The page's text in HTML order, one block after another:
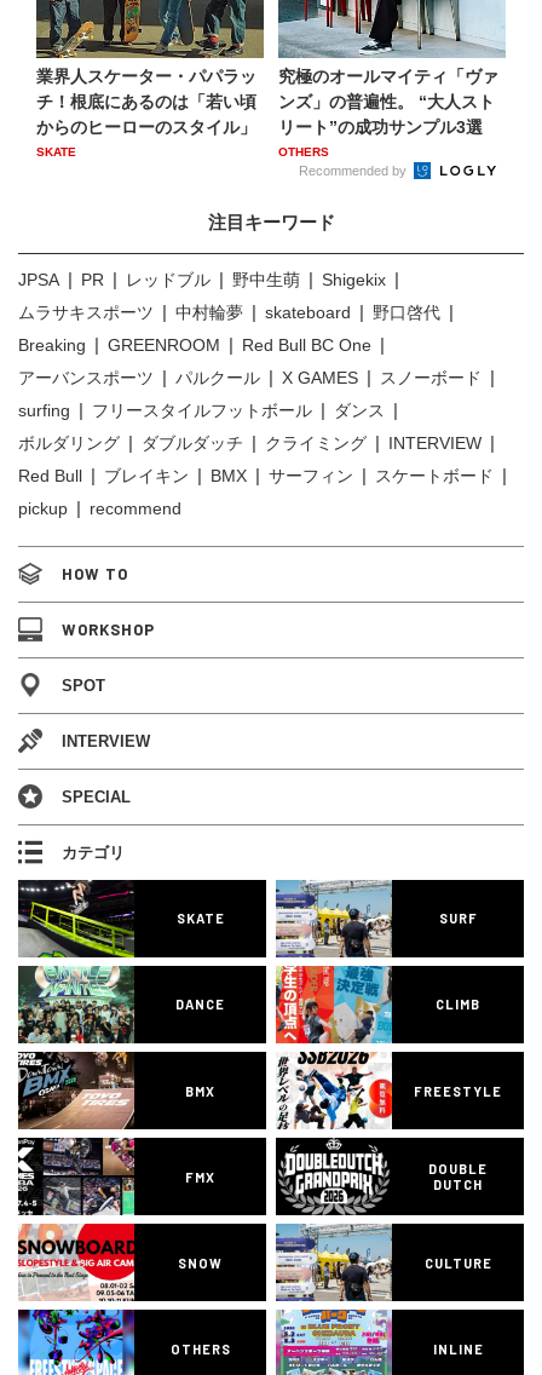
業界人スケーター・パパラッ
チ！根底にあるのは「若い頃
からのヒーローのスタイル」
SKATE
究極のオールマイティ「ヴァ
ンズ」の普遍性。 “大人スト
リート”の成功サンプル3選
OTHERS
Recommended by
注目キーワード
JPSA PR レッドブル 野中生萌
Shigekix
ムラサキスポーツ
中村輪夢 skateboard
野口啓代
Breaking
GREENROOM
Red Bull BC One
アーバンスポーツ
パルクール X GAMES
スノーボード
surfing
フリースタイルフットボール
ダンス
ボルダリング
ダブルダッチ クライミング
INTERVIEW
Red Bull
ブレイキン BMX サーフィン
スケートボード
pickup
recommend
HOW TO
WORKSHOP
SPOT
INTERVIEW
SPECIAL
カテゴリ
SKATE SURF
DANCE CLIMB
BMX FREESTYLE
FMX
DOUBLE
DUTCH
SNOW CULTURE
OTHERS INLINE